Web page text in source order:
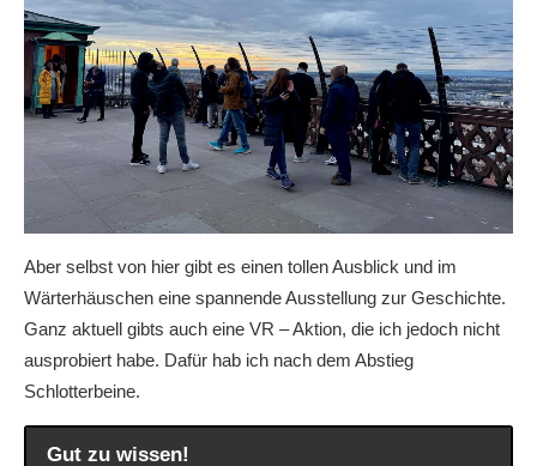
Aber selbst von hier gibt es einen tollen Ausblick und im
Wärterhäuschen eine spannende Ausstellung zur Geschichte.
Ganz aktuell gibts auch eine VR – Aktion, die ich jedoch nicht
ausprobiert habe. Dafür hab ich nach dem Abstieg
Schlotterbeine.
Gut zu wissen!